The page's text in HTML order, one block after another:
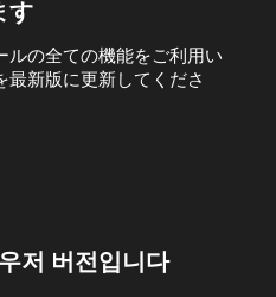
す
ルの全ての機能をご利用い
最新版に更新してくださ
저 버전입니다